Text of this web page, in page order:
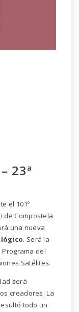
23ª
el 101º
de Compostela
una nueva
. Será la
del
Satélites.
será
creadores. La
todo un